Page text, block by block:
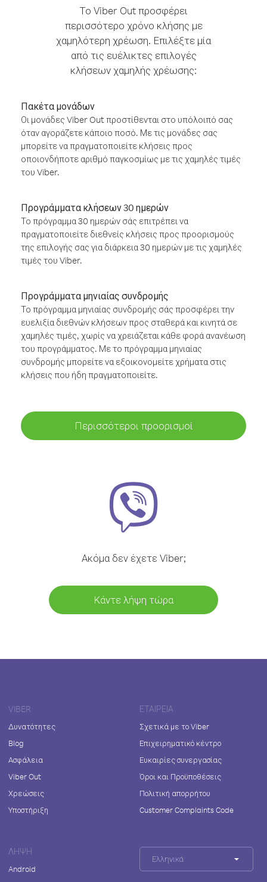
Το Viber Out προσφέρει
περισσότερο χρόνο κλήσης με
χαμηλότερη χρέωση. Επιλέξτε μία
από τις ευέλικτες επιλογές
κλήσεων χαμηλής χρέωσης:
Πακέτα μονάδων
Οι μονάδες Viber Out προστίθενται στο υπόλοιπό σας
όταν αγοράζετε κάποιο ποσό. Με τις μονάδες σας
μπορείτε να πραγματοποιείτε κλήσεις προς
οποιονδήποτε αριθμό παγκοσμίως με τις χαμηλές τιμές
του Viber.
Προγράμματα κλήσεων 30 ημερών
Το πρόγραμμα 30 ημερών σάς επιτρέπει να
πραγματοποιείτε διεθνείς κλήσεις προς προορισμούς
της επιλογής σας για διάρκεια 30 ημερών με τις χαμηλές
τιμές του Viber.
Προγράμματα μηνιαίας συνδρομής
Το πρόγραμμα μηνιαίας συνδρομής σάς προσφέρει την
ευελιξία διεθνών κλήσεων προς σταθερά και κινητά σε
χαμηλές τιμές, χωρίς να χρειάζεται κάθε φορά ανανέωση
του προγράμματος. Με το πρόγραμμα μηνιαίας
συνδρομής μπορείτε να εξοικονομείτε χρήματα στις
κλήσεις που ήδη πραγματοποιείτε.
Περισσότεροι προορισμοί
Ακόμα δεν έχετε Viber;
Κάντε λήψη τώρα
VIBER
Δυνατότητες
Blog
Ασφάλεια
Viber Out
Χρεώσεις
Υποστήριξη
ΕΤΑΙΡΕΊΑ
Σχετικά με το Viber
Επιχειρηματικό κέντρο
Ευκαιρίες συνεργασίας
Όροι και Προϋποθέσεις
Πολιτική απορρήτου
Customer Complaints Code
ΛΉΨΗ
Android
Ελληνικά